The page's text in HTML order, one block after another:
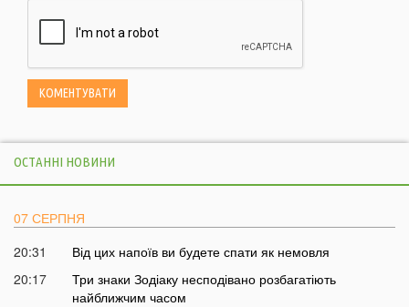
ОСТАННІ НОВИНИ
07 СЕРПНЯ
20:31
Від цих напоїв ви будете спати як немовля
20:17
Три знаки Зодіаку несподівано розбагатіють
найближчим часом